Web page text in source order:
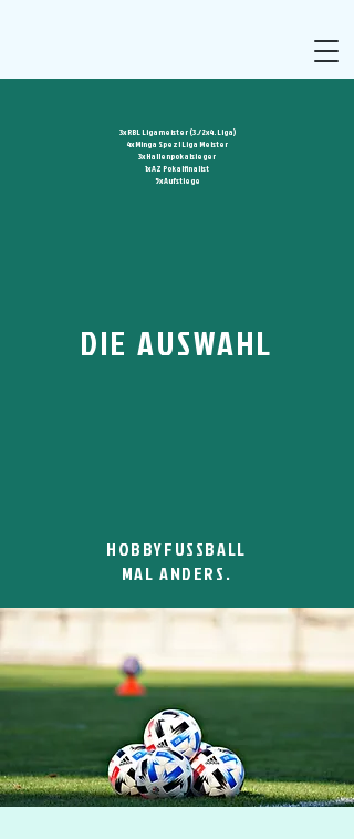
3x RBL Ligameister (3./2x4. Liga)
4x Minga Spezl Liga Meister
3x Hallenpokalsieger
1x AZ Pokalfinalist
5x Aufstiege
DIE AUSWAHL
HOBBYFUSSBALL
MAL ANDERS.